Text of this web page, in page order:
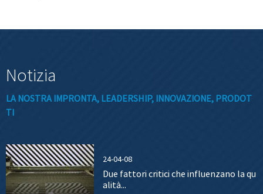
Notizia
LA NOSTRA IMPRONTA, LEADERSHIP, INNOVAZIONE, PRODOT
TI
24-04-08
Due fattori critici che influenzano la qu
alità...